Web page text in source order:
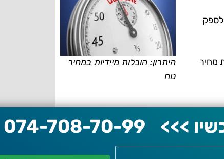
היתרון: הובלות מיידיות במחיר
נוח
מחיר
>>>
074-708-70-99